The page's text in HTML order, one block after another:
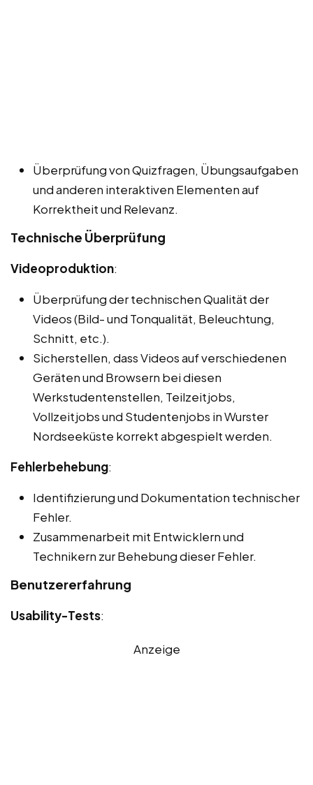
Überprüfung von Quizfragen, Übungsaufgaben
und anderen interaktiven Elementen auf
Korrektheit und Relevanz.
Technische Überprüfung
Videoproduktion:
Überprüfung der technischen Qualität der
Videos (Bild- und Tonqualität, Beleuchtung,
Schnitt, etc.).
Sicherstellen, dass Videos auf verschiedenen
Geräten und Browsern bei diesen
Werkstudentenstellen, Teilzeitjobs,
Vollzeitjobs und Studentenjobs in Wurster
Nordseeküste korrekt abgespielt werden.
Fehlerbehebung:
Identifizierung und Dokumentation technischer
Fehler.
Zusammenarbeit mit Entwicklern und
Technikern zur Behebung dieser Fehler.
Benutzererfahrung
Usability-Tests:
Anzeige